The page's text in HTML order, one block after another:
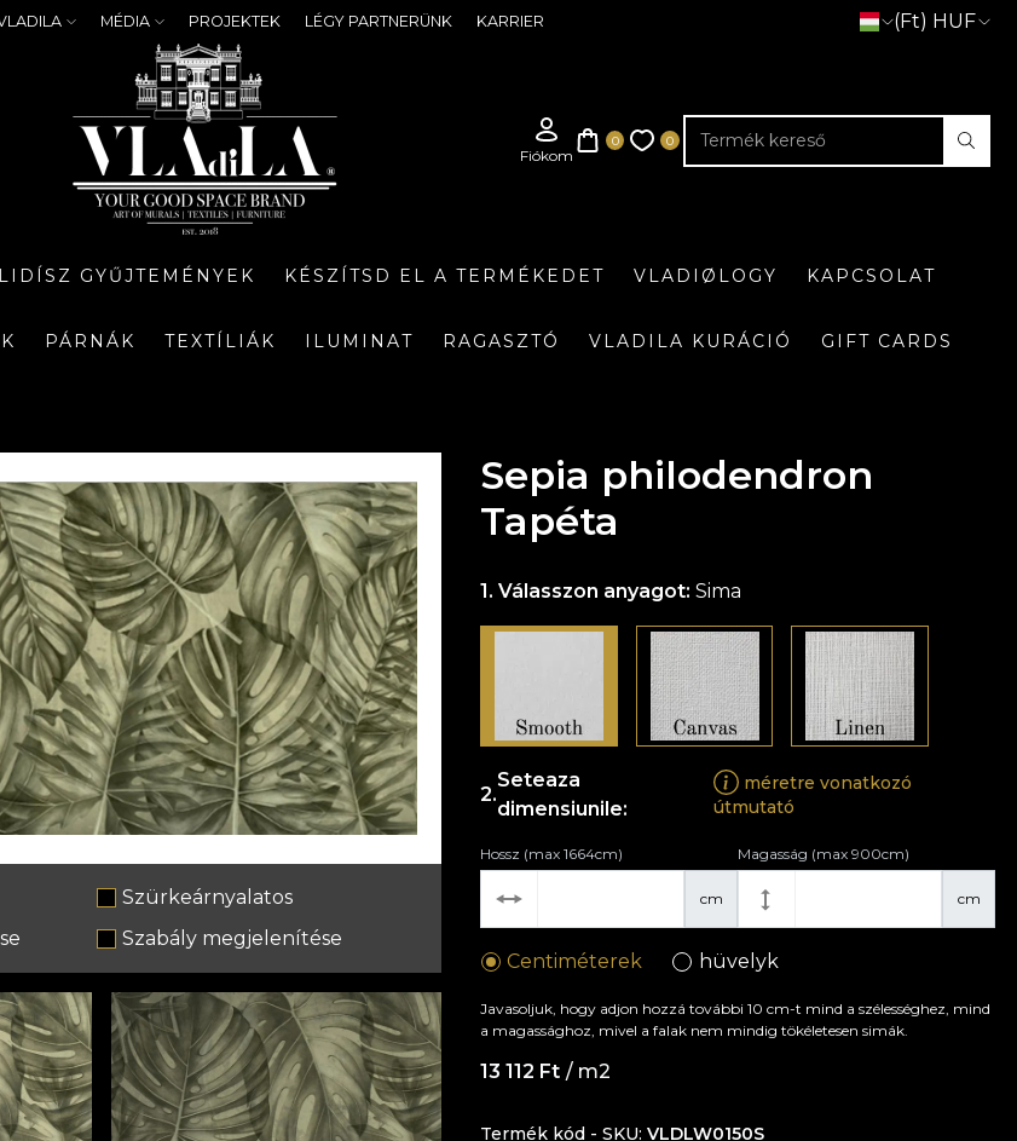
MÉDIA PROJEKTEK LÉGY PARTNERÜNK KARRIER (Ft) HUF
GYŰJTEMÉNYEK KÉSZÍTSD EL A TERMÉKEDET VLADIØLOGY KAPCSOLAT
PÁRNÁK TEXTÍLIÁK ILUMINAT RAGASZTÓ VLADILA KURÁCIÓ GIFT CARDS
Szürkeárnyalatos
Szabály megjelenítése
Sepia philodendron
Tapéta
Válasszon anyagot:Sima
Seteaza
dimensiunile:
méretre vonatkozó
útmutató
cm
Hossz (max 1664cm)
cm
Magasság (max 900cm)
Centiméterek hüvelyk
Javasoljuk, hogy adjon hozzá további 10 cm-t mind a szélességhez, mind
a magassághoz, mivel a falak nem mindig tökéletesen simák.
13 112 Ft / m2
Termék kód - SKU VLDLW0150S